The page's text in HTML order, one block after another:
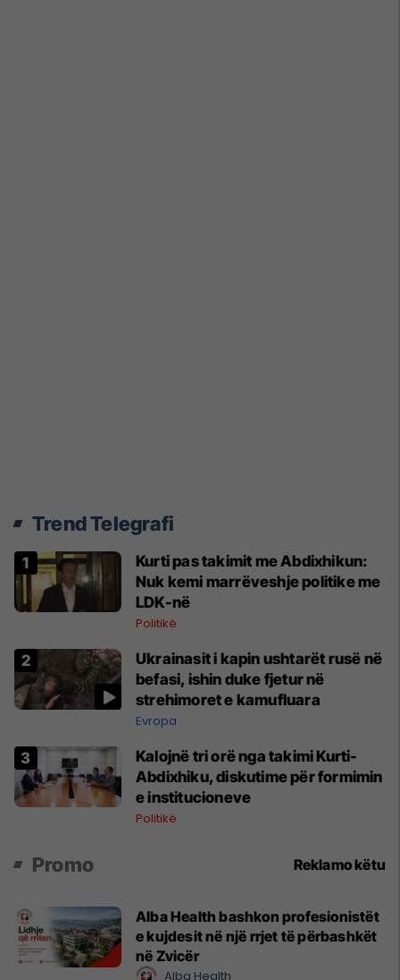
Trend Telegrafi
Kurti pas takimit me Abdixhikun:
Nuk kemi marrëveshje politike me
LDK-në
Politikë
Ukrainasit i kapin ushtarët rusë në
befasi, ishin duke fjetur në
strehimoret e kamufluara
Evropa
Kalojnë tri orë nga takimi Kurti-
Abdixhiku, diskutime për formimin
e institucioneve
Politikë
Promo Reklamo këtu
Alba Health bashkon profesionistët
e kujdesit në një rrjet të përbashkët
në Zvicër
Alba Health